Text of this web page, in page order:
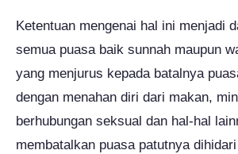
Ketentuan mengenai hal ini menjadi
semua puasa baik sunnah maupun
yang menjurus kepada batalnya
dengan menahan diri dari makan,
berhubungan seksual dan hal-hal
membatalkan puasa patutnya